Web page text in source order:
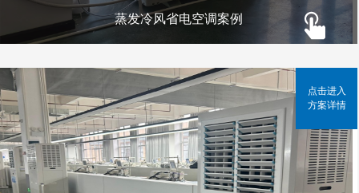
蒸发冷风省电空调案例
点击进入
方案详情